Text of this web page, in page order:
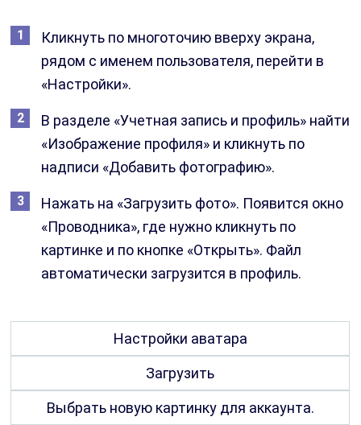
Кликнуть по многоточию вверху экрана,
рядом с именем пользователя, перейти в
«Настройки».
В разделе «Учетная запись и профиль» найти
«Изображение профиля» и кликнуть по
надписи «Добавить фотографию».
Нажать на «Загрузить фото». Появится окно
«Проводника», где нужно кликнуть по
картинке и по кнопке «Открыть». Файл
автоматически загрузится в профиль.
Настройки аватара
Загрузить
Выбрать новую картинку для аккаунта.